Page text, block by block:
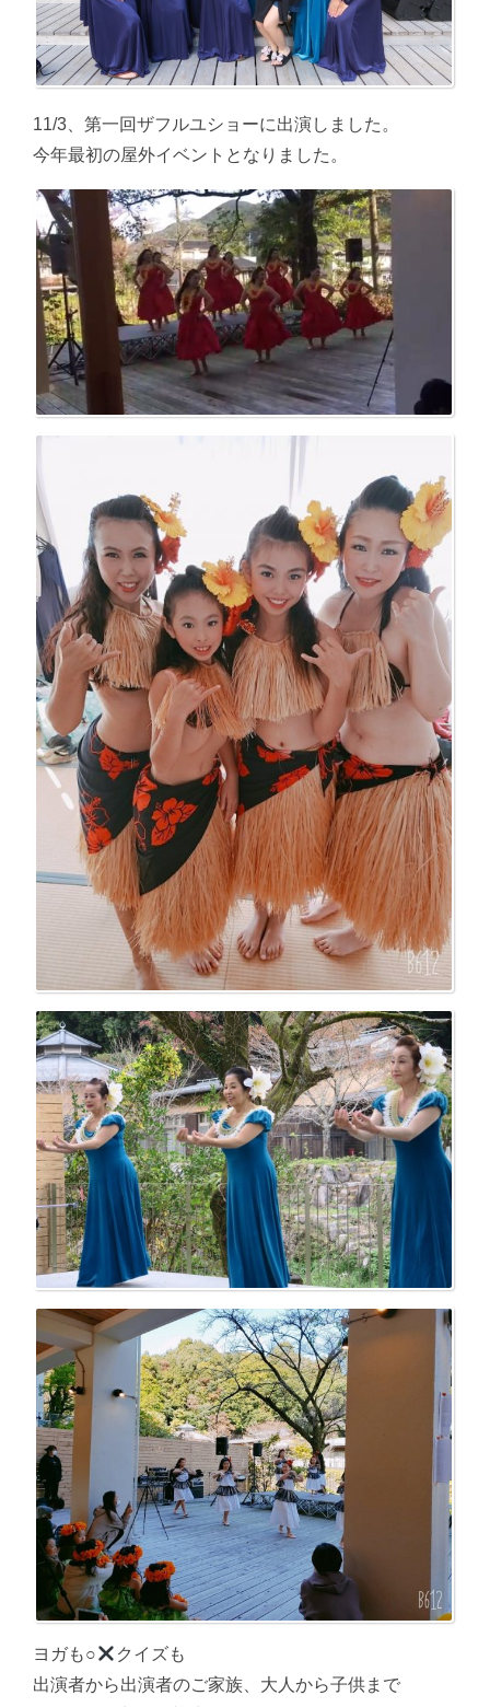
11/3、第一回ザフルユショーに出演しました。
今年最初の屋外イベントとなりました。
ヨガも○
クイズも
出演者から出演者のご家族、大人から子供まで